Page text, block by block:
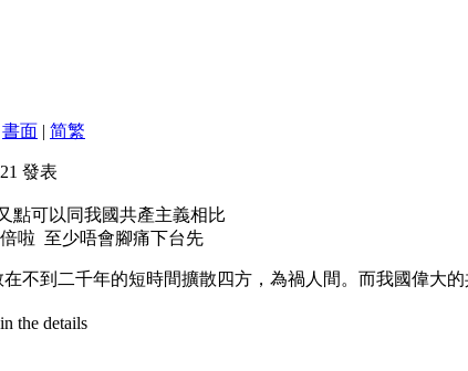
書面 | 简繁
發表
點可以同我國共產主義相比
啦 至少唔會腳痛下台先
不到二千年的短時間擴散四方，為禍人間。而我國偉大
the details